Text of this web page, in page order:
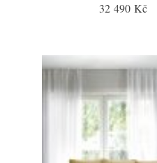
32 490 Kč